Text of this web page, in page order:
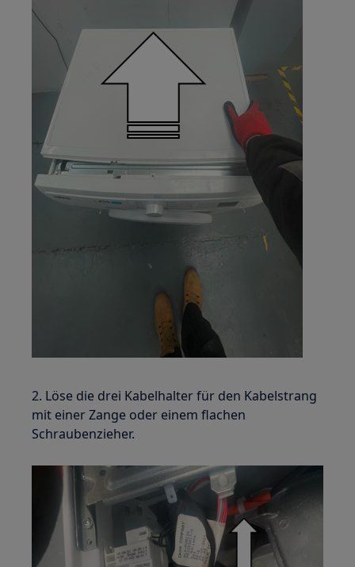
2. Löse die drei Kabelhalter für den Kabelstrang
mit einer Zange oder einem flachen
Schraubenzieher.